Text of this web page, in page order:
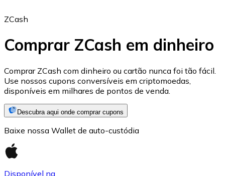
Ethereum
ETH
ZCash
Comprar ZCash em dinheiro
Comprar ZCash com dinheiro ou cartão nunca foi tão fácil.
Use nossos cupons conversíveis em criptomoedas,
disponíveis em milhares de pontos de venda.
Descubra aqui onde comprar cupons
Baixe nossa Wallet de auto-custódia
Disponível na